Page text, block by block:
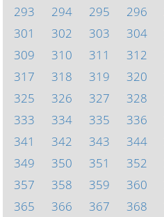
293
294 295 296
301
302 303 304
309
310 311 312
317
318 319 320
325
326 327 328
333
334 335 336
341
342 343 344
349
350 351 352
357
358 359 360
365
366 367 368